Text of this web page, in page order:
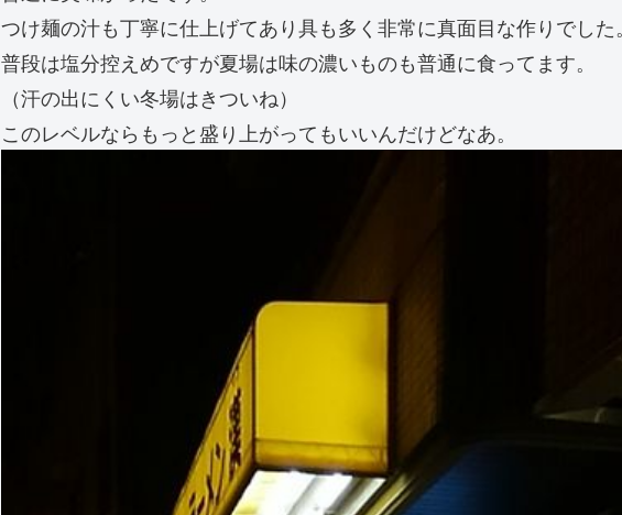
つけ麺の汁も丁寧に仕上げてあり具も多く非常に真面目な作りでした。
普段は塩分控えめですが夏場は味の濃いものも普通に食ってます。
（汗の出にくい冬場はきついね）
このレベルならもっと盛り上がってもいいんだけどなあ。